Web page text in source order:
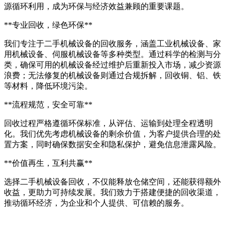
源循环利用，成为环保与经济效益兼顾的重要课题。
**专业回收，绿色环保**
我们专注于二手机械设备的回收服务，涵盖工业机械设备、家
用机械设备、伺服机械设备等多种类型。通过科学的检测与分
类，确保可用的机械设备经过维护后重新投入市场，减少资源
浪费；无法修复的机械设备则通过合规拆解，回收铜、铝、铁
等材料，降低环境污染。
**流程规范，安全可靠**
回收过程严格遵循环保标准，从评估、运输到处理全程透明
化。我们优先考虑机械设备的剩余价值，为客户提供合理的处
置方案，同时确保数据安全和隐私保护，避免信息泄露风险。
**价值再生，互利共赢**
选择二手机械设备回收，不仅能释放仓储空间，还能获得额外
收益，更助力可持续发展。我们致力于搭建便捷的回收渠道，
推动循环经济，为企业和个人提供、可信赖的服务。